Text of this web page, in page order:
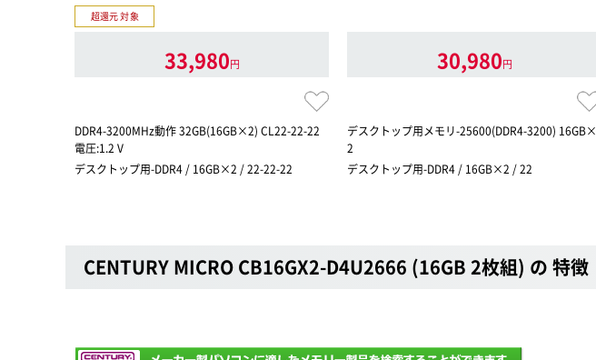
超還元 対象
33,980円
DDR4-3200MHz動作 32GB(16GB×2) CL22-22-22
電圧:1.2 V
デスクトップ用-DDR4 / 16GB×2 / 22-22-22
30,980円
デスクトップ用メモリ-25600(DDR4-3200) 16GB×
2
デスクトップ用-DDR4 / 16GB×2 / 22
CENTURY MICRO CB16GX2-D4U2666 (16GB 2枚組) の 特徴